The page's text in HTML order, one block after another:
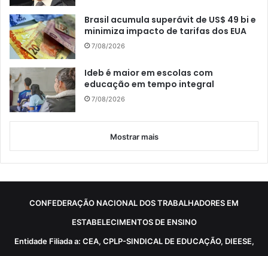
Brasil acumula superávit de US$ 49 bi e
minimiza impacto de tarifas dos EUA
7/08/2026
Ideb é maior em escolas com
educação em tempo integral
7/08/2026
Mostrar mais
CONFEDERAÇÃO NACIONAL DOS TRABALHADORES EM
ESTABELECIMENTOS DE ENSINO
Entidade Filiada a: CEA, CPLP-SINDICAL DE EDUCAÇÃO, DIEESE,